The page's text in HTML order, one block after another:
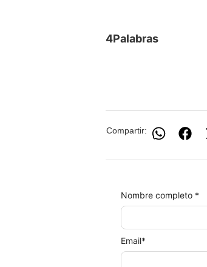
4Palabras
Compartir:
Nombre completo *
Email*